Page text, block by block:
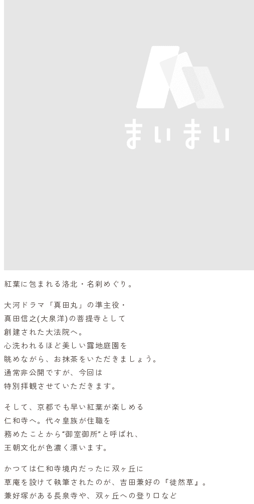
紅葉に包まれる洛北・名刹めぐり。
大河ドラマ「真田丸」の準主役・
真田信之(大泉洋)の菩提寺として
創建された大法院へ。
心洗われるほど美しい露地庭園を
眺めながら、お抹茶をいただきましょう。
通常非公開ですが、今回は
特別拝観させていただきます。
そして、京都でも早い紅葉が楽しめる
仁和寺へ。代々皇族が住職を
務めたことから“御室御所”と呼ばれ、
王朝文化が色濃く漂います。
かつては仁和寺境内だったに双ヶ丘に
草庵を設けて執筆されたのが、吉田兼好の『徒然草』。
兼好塚がある長泉寺や、双ヶ丘への登り口など